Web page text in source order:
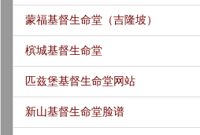
蒙福基督生命堂（吉隆坡）
槟城基督生命堂
匹兹堡基督生命堂网站
新山基督生命堂脸谱